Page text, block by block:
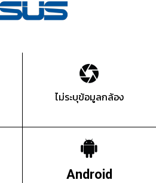
ไม่ระบุข้อมูลกล้อง
Android